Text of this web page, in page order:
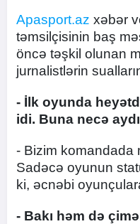
Apasport.az xəbər
təmsilçisinin baş
öncə təşkil olunan
jurnalistlərin
- İlk oyunda
idi. Buna necə
- Bizim komandada
Sadəcə oyunun
ki, əcnəbi
- Bakı həm də